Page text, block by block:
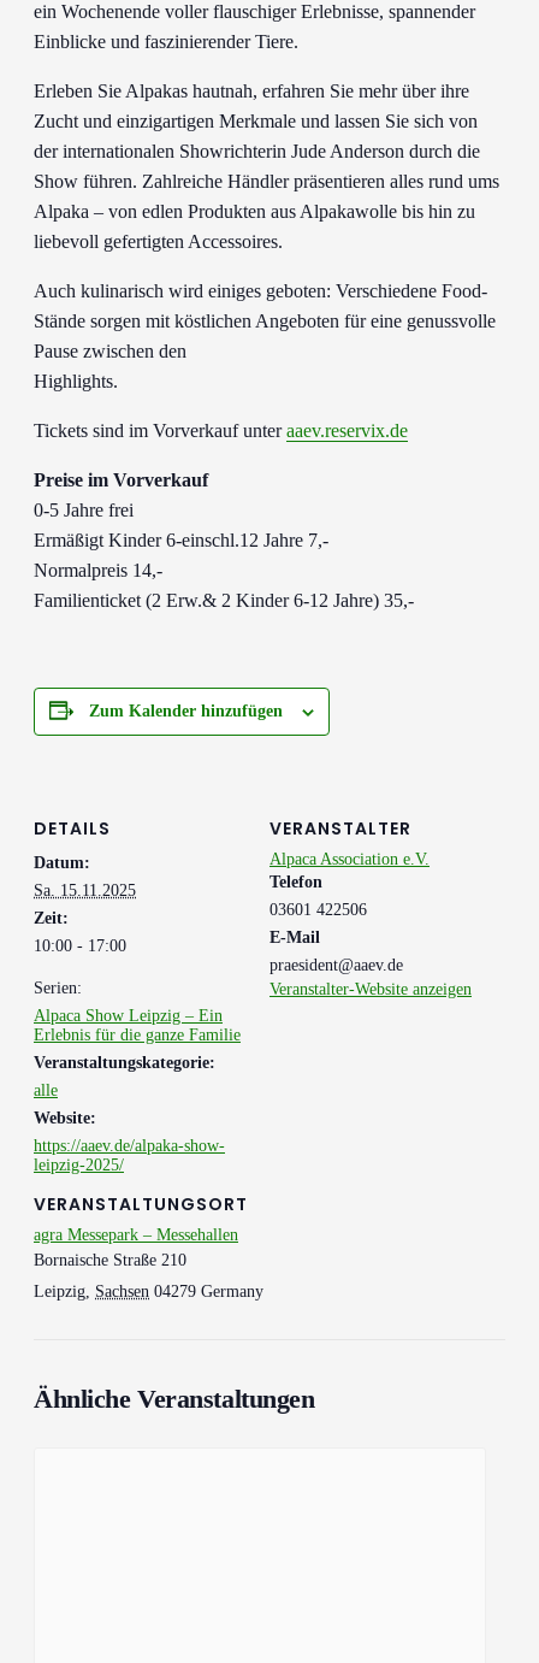
ein Wochenende voller flauschiger Erlebnisse, spannender
Einblicke und faszinierender Tiere.
Erleben Sie Alpakas hautnah, erfahren Sie mehr über ihre
Zucht und einzigartigen Merkmale und lassen Sie sich von
der internationalen Showrichterin Jude Anderson durch die
Show führen. Zahlreiche Händler präsentieren alles rund ums
Alpaka – von edlen Produkten aus Alpakawolle bis hin zu
liebevoll gefertigten Accessoires.
Auch kulinarisch wird einiges geboten: Verschiedene Food-
Stände sorgen mit köstlichen Angeboten für eine genussvolle
Pause zwischen den
Highlights.
Tickets sind im Vorverkauf unteraaev.reservix.de
Preise im Vorverkauf
0-5 Jahre frei
Ermäßigt Kinder 6-einschl.12 Jahre 7,-
Normalpreis 14,-
Familienticket (2 Erw.& 2 Kinder 6-12 Jahre) 35,-
Zum Kalender hinzufügen
DETAILS
Datum:
Sa. 15.11.2025
Zeit:
10:00 - 17:00
Serien:
Alpaca Show Leipzig – Ein
Erlebnis für die ganze Familie
Veranstaltungskategorie:
alle
Website:
https://aaev.de/alpaka-show-
leipzig-2025/
VERANSTALTUNGSORT
agra Messepark – Messehallen
Bornaische Straße 210
Leipzig, Sachsen 04279 Germany
VERANSTALTER
Alpaca Association e.V.
Telefon
03601 422506
E-Mail
praesident@aaev.de
Veranstalter-Website anzeigen
Ähnliche Veranstaltungen